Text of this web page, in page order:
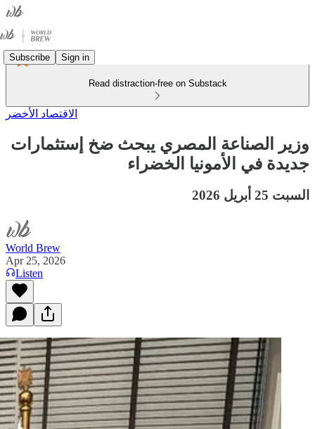
Subscribe Sign in
Read distraction-free on Substack
الاقتصاد الأخضر
وزير الصناعة المصري يبحث ضخ إستثمارات
جديدة في الأمونيا الخضراء
السبت 25 أبريل 2026
World Brew
Apr 25, 2026
Listen